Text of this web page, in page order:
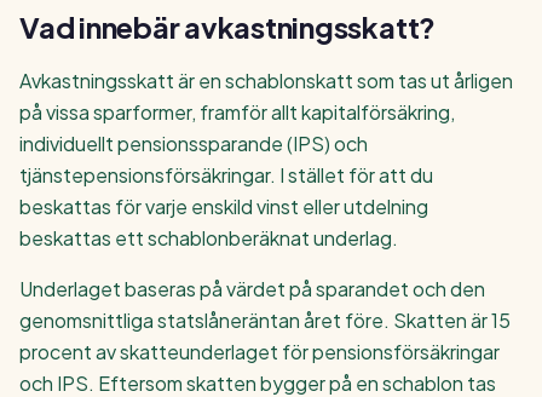
Vad innebäravkastningsskatt?
Avkastningsskatt är en schablonskatt som tas ut årligen
på vissa sparformer, framför allt kapitalförsäkring,
individuellt pensionssparande (IPS) och
tjänstepensionsförsäkringar. I stället för att du
beskattas för varje enskild vinst eller utdelning
beskattas ett schablonberäknat underlag.
Underlaget baseras på värdet på sparandet och den
genomsnittliga statslåneräntan året före. Skatten är 15
procent av skatteunderlaget för pensionsförsäkringar
och IPS. Eftersom skatten bygger på en schablon tas